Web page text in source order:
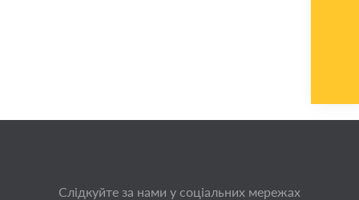
Слідкуйте за нами у соціальних мережах